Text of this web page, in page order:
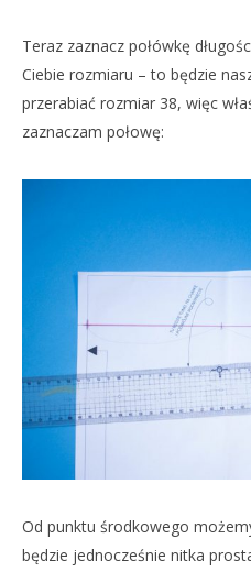
Teraz zaznacz połówkę
Ciebie rozmiaru – to będzie
przerabiać rozmiar 38, więc
zaznaczam połowę:
Od punktu środkowego
będzie jednocześnie nitka